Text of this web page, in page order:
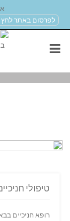
לפרסום באתר לחץ
טיפולי
רופא חניכיים